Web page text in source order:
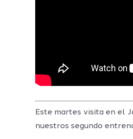
Este martes visita en el
nuestros segundo